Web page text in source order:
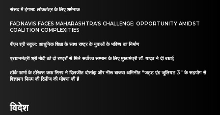
संसद में हंगामा: लोकतंत्र के लिए शर्मनाक
FADNAVIS FACES MAHARASHTRA’S CHALLENGE: OPPORTUNITY AMIDST
COALITION COMPLEXITIES
पीएम श्री स्कूल: आधुनिक शिक्षा के साथ राष्ट्र के युवाओं के भविष्य का निर्माण
प्रधानमंत्री श्री मोदी को दो राष्ट्रों से मिले सर्वोच्च सम्मान के लिए मुख्यमंत्री डॉ. यादव ने दी बधाई
टॉर्क फार्मा के टोरेक्स कफ सिरप ने दिलजीत दोसांझ और नीरू बाजवा अभिनीत “जट्ट एंड जूलियट 3” के सहयोग से
विज्ञापन फिल्म की रिलीज की घोषणा की है
विदेश